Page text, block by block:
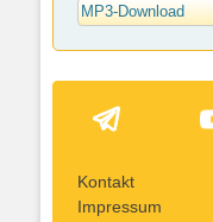
MP3-Download
Kontakt
Impressum